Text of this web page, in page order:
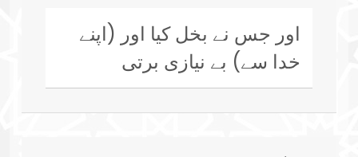
اور جس نے بخل کیا اور (اپنے
خدا سے) بے نیازی برتی